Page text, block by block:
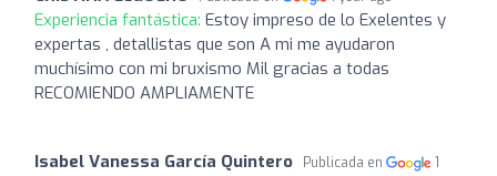
Experiencia fantástica: Estoy impreso de lo Exelentes y
expertas , detallistas que son A mi me ayudaron
muchísimo con mi bruxismo Mil gracias a todas
RECOMIENDO AMPLIAMENTE
Isabel Vanessa García Quintero Publicada en
1